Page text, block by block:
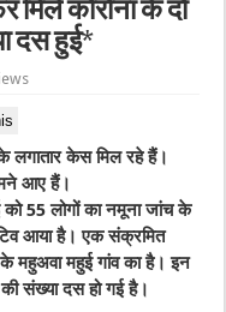
कोरोना के दो
दस हुई*
लगातार केस मिल रहे हैं।
आए हैं।
55 लोगों का नमूना जांच के
आया है। एक संक्रमित
महुअवा महुई गांव का है। इन
संख्या दस हो गई है।